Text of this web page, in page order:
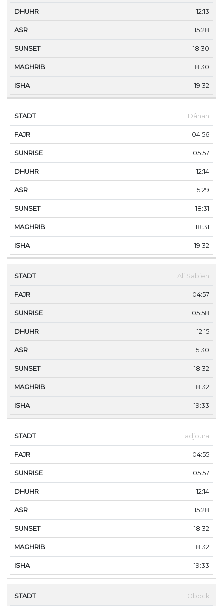
12:13
15:28
18:30
18:30
19:32
Dânan
04:56
05:57
12:14
15:29
18:31
18:31
19:32
Ali Sabieh
04:57
05:58
12:15
15:30
18:32
18:32
19:33
Tadjoura
04:55
05:57
12:14
15:28
18:32
18:32
19:33
Obock